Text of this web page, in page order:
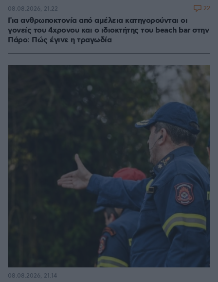
Για ανθρωποκτονία από αμέλεια κατηγορούνται οι
γονείς του 4χρονου και ο ιδιοκτήτης του beach bar στην
Πάρο: Πώς έγινε η τραγωδία
08.08.2026, 21:22 22
08.08.2026, 21:14